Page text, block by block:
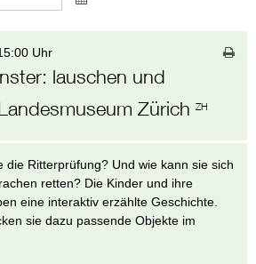
Uhr
: lauschen und
ZürichZH
die Ritterprüfung? Und wie kann sie sich
retten? Die Kinder und ihre
eine interaktiv erzählte Geschichte.
sie dazu passende Objekte im